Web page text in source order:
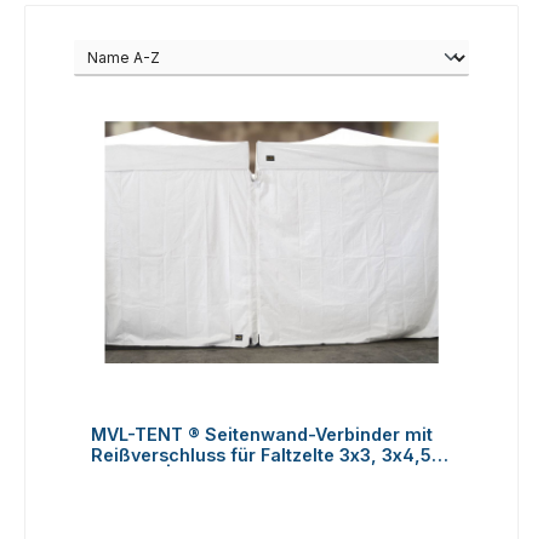
MVL-TENT ® Seitenwand-Verbinder mit
Reißverschluss für Faltzelte 3x3, 3x4,5